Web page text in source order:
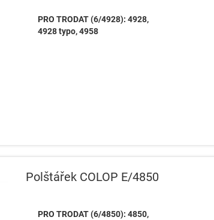
PRO TRODAT (6/4928): 4928,
4928 typo, 4958
Polštářek COLOP E/4850
PRO TRODAT (6/4850): 4850,